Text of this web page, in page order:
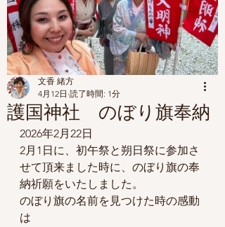
護国神社 のぼり旗奉納
文香 緒方
4月12日 読了時間: 1分
2026年2月22日
2月1日に、初午祭と朔日祭に参加さ
せて頂来ました時に、のぼり旗の奉
納祈願をいたしました。
のぼり旗の名前を見つけた時の感動
は